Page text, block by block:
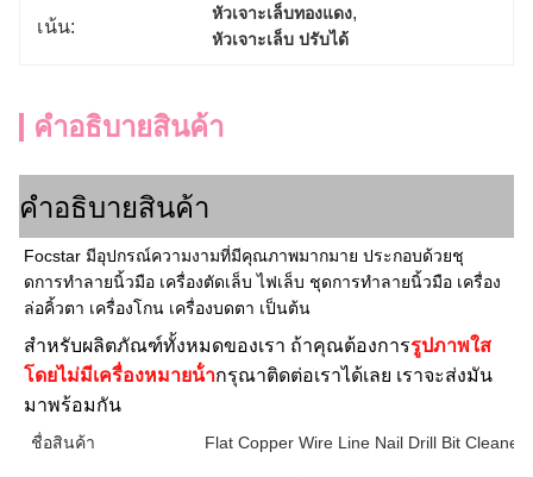
เน้น:
หัวเจาะเล็บทองแดง,
หัวเจาะเล็บ ปรับได้
คําอธิบายสินค้า
คําอธิบายสินค้า
Focstar มีอุปกรณ์ความงามที่มีคุณภาพมากมาย ประกอบด้วยชุ
ดการทําลายนิ้วมือ เครื่องตัดเล็บ ไฟเล็บ ชุดการทําลายนิ้วมือ เครื่อง
ล่อคิ้วตา เครื่องโกน เครื่องบดตา เป็นต้น
สําหรับผลิตภัณฑ์ทั้งหมดของเรา ถ้าคุณต้องการรูปภาพใส
โดยไม่มีเครื่องหมายน้ํากรุณาติดต่อเราได้เลย เราจะส่งมัน
มาพร้อมกัน
ชื่อสินค้า Flat Copper Wire Line Nail Drill Bit Cleaner